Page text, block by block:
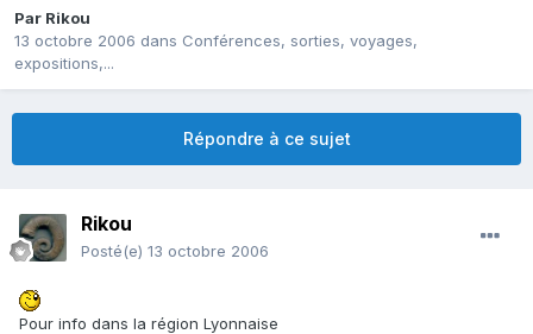
Par Rikou
13 octobre 2006 dans Conférences, sorties, voyages,
expositions,...
Répondre à ce sujet
Rikou
Posté(e) 13 octobre 2006
Pour info dans la région Lyonnaise